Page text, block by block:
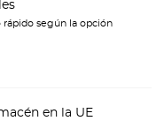
rápido según la opción
en la UE